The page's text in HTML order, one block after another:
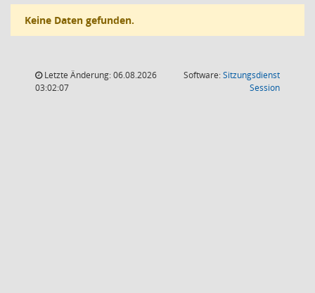
Keine Daten gefunden.
Letzte Änderung: 06.08.2026
03:02:07
Software:Sitzungsdienst
Session(Wird in